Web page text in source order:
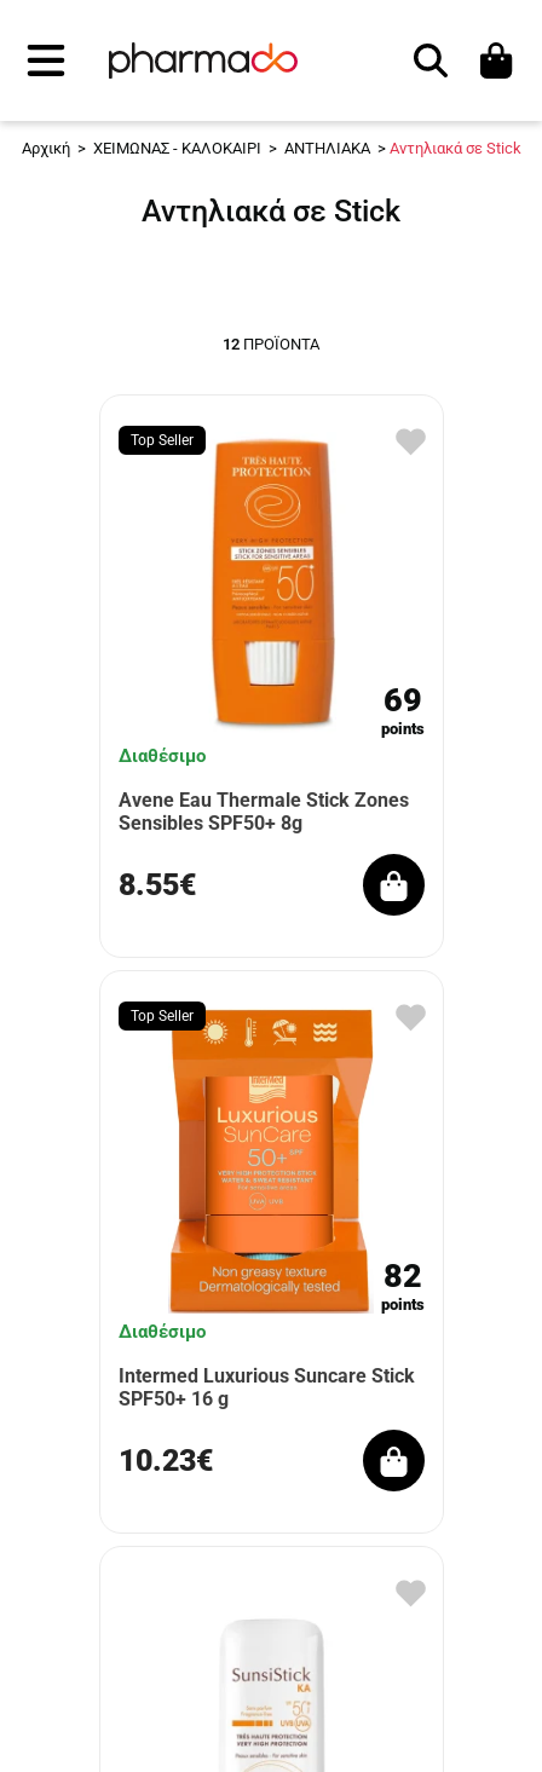
Αναζήτηση
Αρχική > ΧΕΙΜΩΝΑΣ - ΚΑΛΟΚΑΙΡΙ > ΑΝΤΗΛΙΑΚΑ > Αντηλιακά σε Stick
Αντηλιακά σε Stick
12 ΠΡΟΪΌΝΤΑ
Top Seller
69
points
Διαθέσιμο
Avene Eau Thermale Stick Zones
Sensibles SPF50+ 8g
8.55€
Top Seller
82
points
Διαθέσιμο
Intermed Luxurious Suncare Stick
SPF50+ 16 g
10.23€